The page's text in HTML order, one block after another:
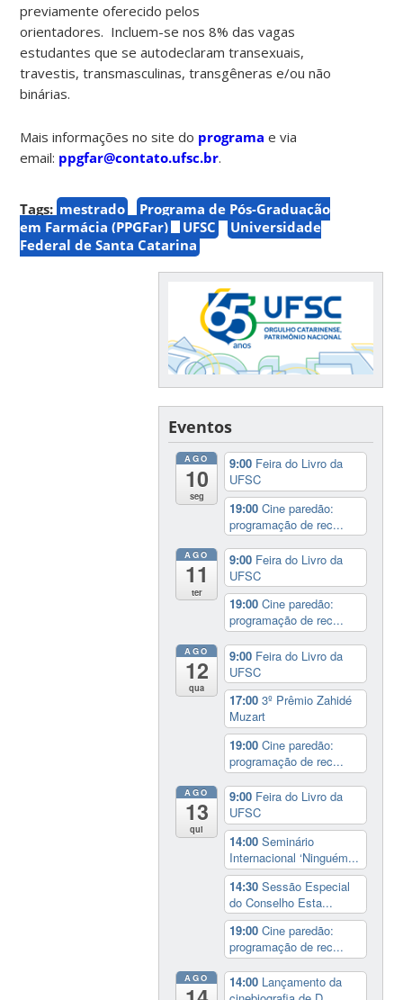
previamente oferecido pelos
orientadores. Incluem-se nos 8% das vagas
estudantes que se autodeclaram transexuais,
travestis, transmasculinas, transgêneras e/ou não
binárias.
Mais informações no site do programa e via
email: ppgfar@contato.ufsc.br.
Tags: mestrado
Programa de Pós-Graduação
em Farmácia (PPGFar)
UFSC
Universidade
Federal de Santa Catarina
Eventos
AGO
10
seg
9:00 Feira do Livro da
UFSC
19:00Cine paredão:
programação de rec...
AGO
11
ter
9:00 Feira do Livro da
UFSC
19:00Cine paredão:
programação de rec...
AGO
12
qua
9:00 Feira do Livro da
UFSC
17:003º Prêmio Zahidé
Muzart
19:00Cine paredão:
programação de rec...
AGO
13
qui
9:00 Feira do Livro da
UFSC
14:00Seminário
Internacional ‘Ninguém...
14:30Sessão Especial
do Conselho Esta...
19:00Cine paredão:
programação de rec...
AGO 14:00 Lançamento da